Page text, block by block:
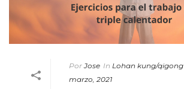
Por Jose In Lohan kung/qigong
marzo, 2021